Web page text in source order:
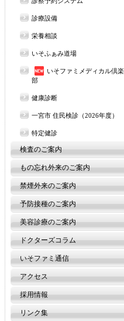
診療設備
栄養相談
いそふぁみ道場
いそファミメディカル倶楽
部
健康診断
一宮市 住民検診（2026年度）
特定健診
検査のご案内
もの忘れ外来のご案内
禁煙外来のご案内
予防接種のご案内
美容診療のご案内
ドクターズコラム
いそファミ通信
アクセス
採用情報
リンク集